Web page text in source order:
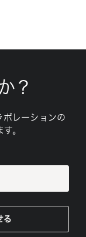
？
レーションの
。
る